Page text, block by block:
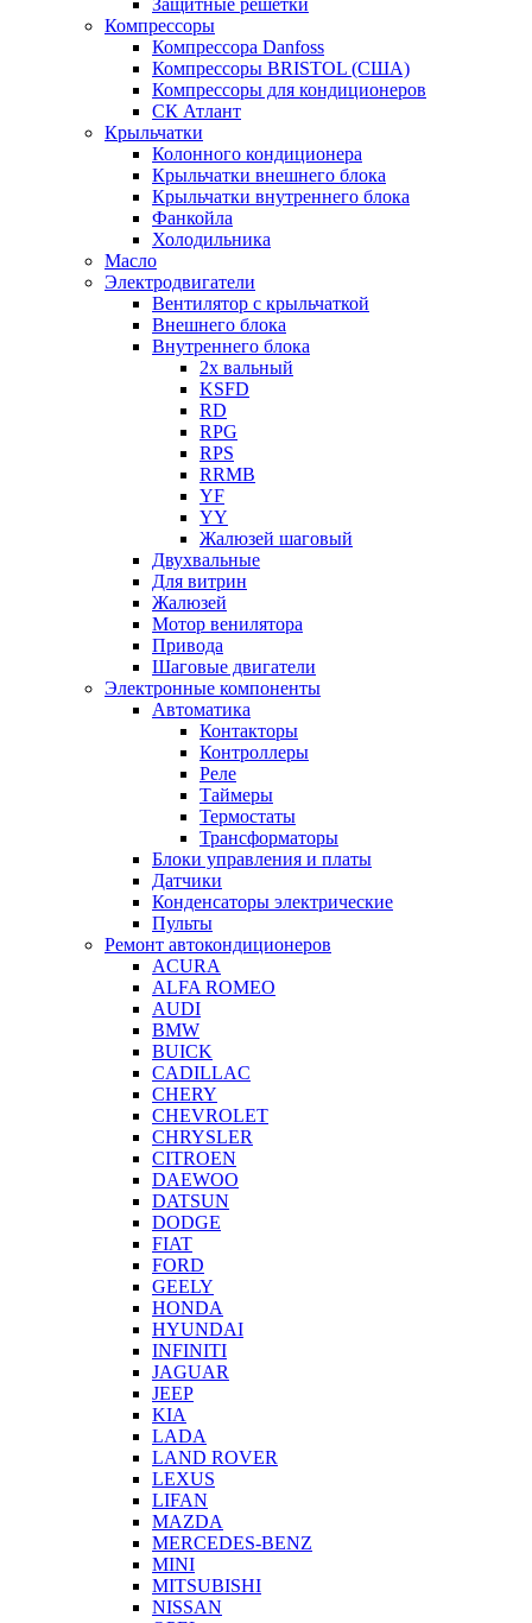
Защитные решетки
Компрессоры
Компрессора Danfoss
Компрессоры BRISTOL (США)
Компрессоры для кондиционеров
СК Атлант
Крыльчатки
Колонного кондиционера
Крыльчатки внешнего блока
Крыльчатки внутреннего блока
Фанкойла
Холодильника
Масло
Электродвигатели
Вентилятор с крыльчаткой
Внешнего блока
Внутреннего блока
2х вальный
KSFD
RD
RPG
RPS
RRMB
YF
YY
Жалюзей шаговый
Двухвальные
Для витрин
Жалюзей
Мотор венилятора
Привода
Шаговые двигатели
Электронные компоненты
Автоматика
Контакторы
Контроллеры
Реле
Таймеры
Термостаты
Трансформаторы
Блоки управления и платы
Датчики
Конденсаторы электрические
Пульты
Ремонт автокондиционеров
ACURA
ALFA ROMEO
AUDI
BMW
BUICK
CADILLAC
CHERY
CHEVROLET
CHRYSLER
CITROEN
DAEWOO
DATSUN
DODGE
FIAT
FORD
GEELY
HONDA
HYUNDAI
INFINITI
JAGUAR
JEEP
KIA
LADA
LAND ROVER
LEXUS
LIFAN
MAZDA
MERCEDES-BENZ
MINI
MITSUBISHI
NISSAN